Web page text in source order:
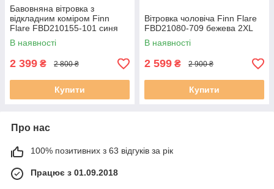
Бавовняна вітровка з
відкладним коміром Finn
Flare FBD210155-101 синя
XL
В наявності
2 399 ₴ 2 800 ₴
Купити
Вітровка чоловіча Finn Flare
FBD21080-709 бежева 2XL
В наявності
2 599 ₴ 2 900 ₴
Купити
Про нас
100% позитивних з 63 відгуків за рік
Працює з 01.09.2018